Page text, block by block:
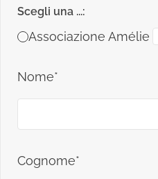
Scegli una ...:
Associazione Amélie
Nome*
Cognome*